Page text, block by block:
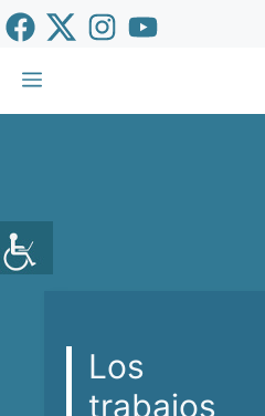
Vés
al
contingut
Menu
Los
trabajos